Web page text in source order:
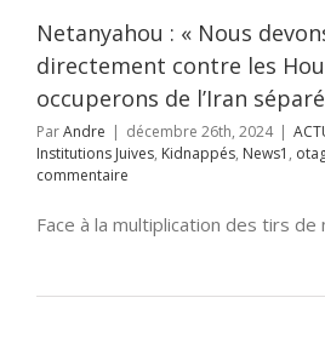
News1 otages
Yémen
Netanyahou : « Nous
directement contre les
occuperons de l’Iran
ParAndre | décembre 26th, 2024 |
Institutions Juives, Kidnappés, News1 ,
commentaire
Face à la multiplication des tirs de